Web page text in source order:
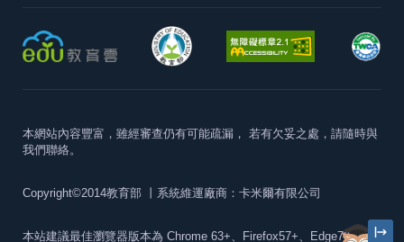
本網站內容豐富，雖經審查仍有可能疏漏， 若有欠妥之處，請隨時與
我們聯絡。
Copyright©2014教育部 丨系統維運廠商：卡米爾有限公司
本站建議最佳瀏覽器版本為 Chrome 63+、Firefox57+、Edge79+及